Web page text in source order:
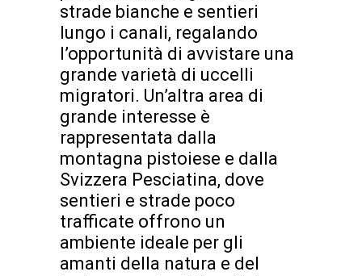
strade bianche e sentieri
lungo i canali, regalando
l’opportunità di avvistare una
grande varietà di uccelli
migratori. Un’altra area di
grande interesse è
rappresentata dalla
montagna pistoiese e dalla
Svizzera Pesciatina, dove
sentieri e strade poco
trafficate offrono un
ambiente ideale per gli
amanti della natura e del